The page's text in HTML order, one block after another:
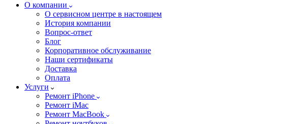
О компании
О сервисном центре в настоящем
История компании
Вопрос-ответ
Блог
Корпоративное обслуживание
Наши сертификаты
Доставка
Оплата
Услуги
Ремонт iPhone
Ремонт iMac
Ремонт MacBook